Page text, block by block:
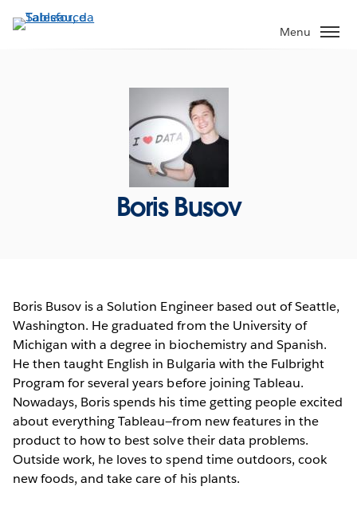
Pular
para
Menu
Boris Busov
Boris Busov is a Solution Engineer based out of Seattle,
Washington. He graduated from the University of
Michigan with a degree in biochemistry and Spanish.
He then taught English in Bulgaria with the Fulbright
Program for several years before joining Tableau.
Nowadays, Boris spends his time getting people excited
about everything Tableau—from new features in the
product to how to best solve their data problems.
Outside work, he loves to spend time outdoors, cook
new foods, and take care of his plants.